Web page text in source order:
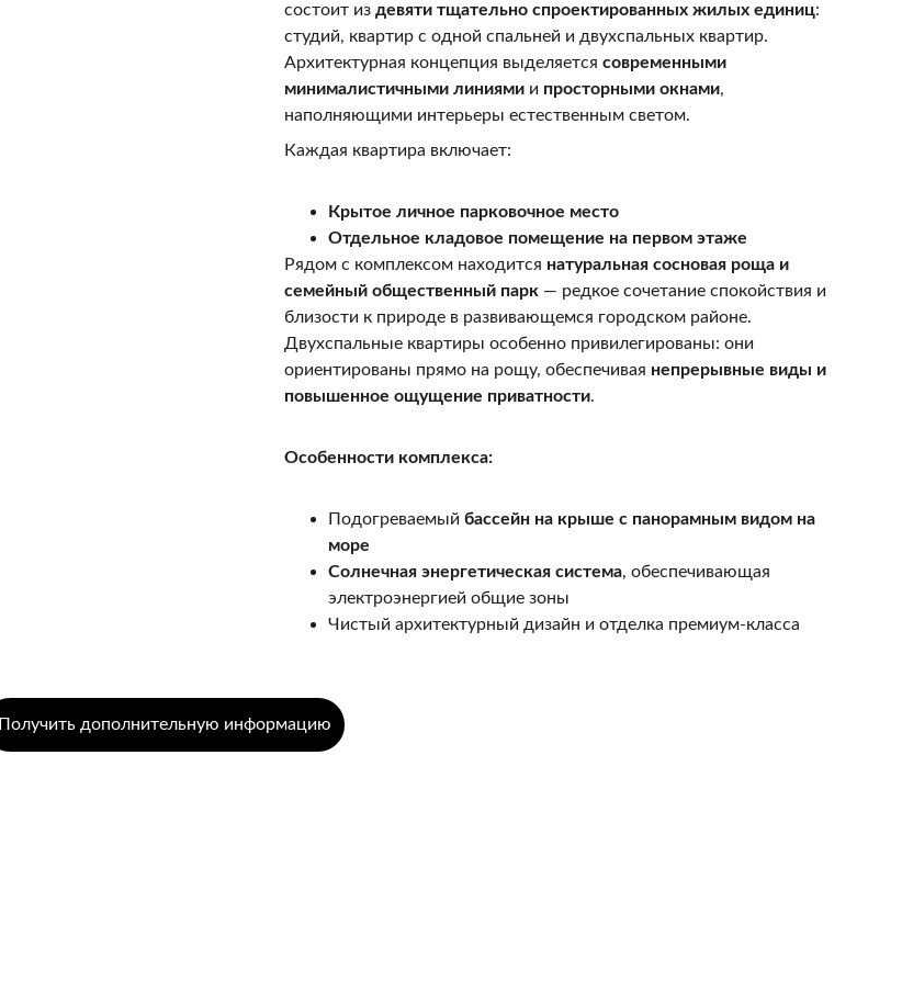
состоит из девяти тщательно спроектированных жилых единиц:
студий, квартир с одной спальней и двухспальных квартир.
Архитектурная концепция выделяется современными
минималистичными линиями и просторными окнами,
наполняющими интерьеры естественным светом.
Каждая квартира включает:
Крытое личное парковочное место
Отдельное кладовое помещение на первом этаже
Рядом с комплексом находится натуральная сосновая роща и
семейный общественный парк — редкое сочетание спокойствия и
близости к природе в развивающемся городском районе.
Двухспальные квартиры особенно привилегированы: они
ориентированы прямо на рощу, обеспечивая непрерывные виды и
повышенное ощущение приватности.
Особенности комплекса:
Подогреваемый бассейн на крыше с панорамным видом на
море
Солнечная энергетическая система, обеспечивающая
электроэнергией общие зоны
Чистый архитектурный дизайн и отделка премиум-класса
Получить дополнительную информацию